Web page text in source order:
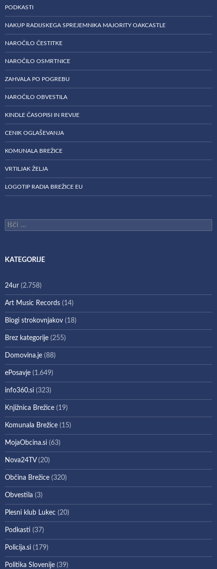
PODKASTI
NAKUP RADIJSKEGA SPREJEMNIKA MAJORITY OAKCASTLE
NAROČILO ČESTITKE
NAROČILO OSMRTNICE
ZAHVALA PO POGREBU
NAROČILO OBVESTILA
KINDLE ČASOPISI IN REVIJE
CENIK OGLAŠEVANJA
KOMUNALA BREŽICE
VRTILJAK ŽELJA
LOGOTIP RADIA BREŽICE EU
Išči:
KATEGORIJE
24ur (2.758)
Art Music Records (14)
Blogi strokovnjakov (18)
Brez kategorije (255)
Domovina.je (88)
ePosavje (1.649)
info360.si (323)
Knjižnica Brežice (19)
Komunala Brežice (15)
MojaObcina.si (63)
Nova24TV(20)
Občina Brežice (320)
Obvestila (3)
Plesni klub Lukec (20)
Podkasti (37)
Policija.si (179)
Politika Slovenije (39)